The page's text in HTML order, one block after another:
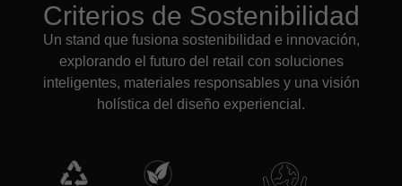
Criterios de Sostenibilidad
Un stand que fusiona sostenibilidad e innovación,
explorando el futuro del retail con soluciones
inteligentes, materiales responsables y una visión
holística del diseño experiencial.